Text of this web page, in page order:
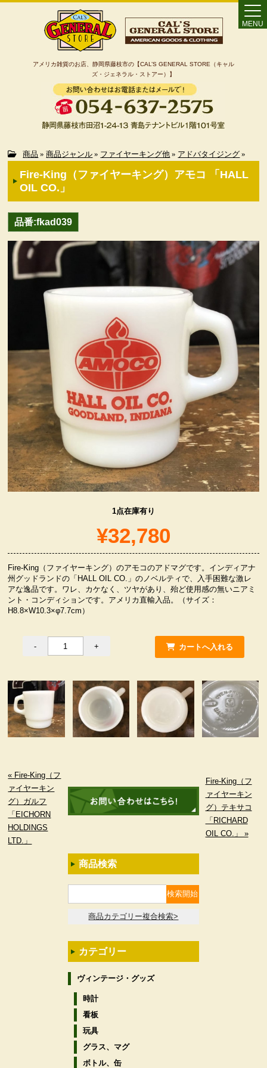
アメリカ雑貨のお店、静岡県藤枝市の【CAL’S GENERAL STORE（キャル
ズ・ジェネラル・ストアー）】
MENU
Home
カート
特定商取引法に基づく表記
カテゴリー検索
ヴィンテージ・グッズ
LIFE誌 企業広告切り抜き
ファイヤーキング他
コカコーラ・グッズ
カンパニー・グッズ
キャラクター・グッズ
喫煙具
服飾小物雑貨
商品 » 商品ジャンル » ファイヤーキング他 » アドバタイジング »
Fire-King（ファイヤーキング）アモコ 「HALL
OIL CO.」
品番:fkad039
1点在庫有り
¥32,780
Fire-King（ファイヤーキング）のアモコのアドマグです。インディアナ
州グッドランドの「HALL OIL CO.」のノベルティで、入手困難な激レ
アな逸品です。ワレ、カケなく、ツヤがあり、殆ど使用感の無いニアミ
ント・コンディションです。アメリカ直輸入品。（サイズ：
H8.8×W10.3×φ7.7cm）
« Fire-King（フ
ァイヤーキン
グ）ガルフ
「EICHORN
HOLDINGS
LTD.」
Fire-King（フ
ァイヤーキン
グ）テキサコ
「RICHARD
OIL CO.」 »
商品検索
商品カテゴリー複合検索>
カテゴリー
ヴィンテージ・グッズ
時計
看板
玩具
グラス、マグ
ボトル、缶